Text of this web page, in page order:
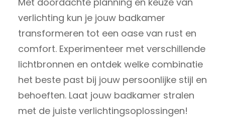
verlichting kun je jouw badkamer
transformeren tot een oase van rust en
comfort. Experimenteer met verschillende
lichtbronnen en ontdek welke combinatie
het beste past bij jouw persoonlijke stijl en
behoeften. Laat jouw badkamer stralen
met de juiste verlichtingsoplossingen!